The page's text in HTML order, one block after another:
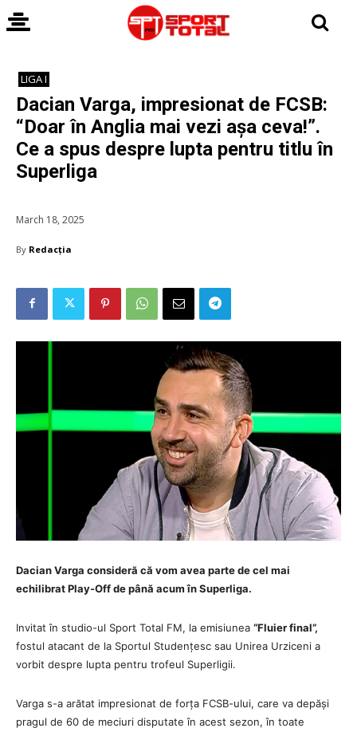
LIGA I
Dacian Varga, impresionat de FCSB:
“Doar în Anglia mai vezi așa ceva!”.
Ce a spus despre lupta pentru titlu în
Superliga
March 18, 2025
By Redacția
Dacian Varga consideră că vom avea parte de cel mai
echilibrat Play-Off de până acum în Superliga.
Invitat în studio-ul Sport Total FM, la emisiunea “Fluier final”,
fostul atacant de la Sportul Studențesc sau Unirea Urziceni a
vorbit despre lupta pentru trofeul Superligii.
Varga s-a arătat impresionat de forța FCSB-ului, care va depăși
pragul de 60 de meciuri disputate în acest sezon, în toate